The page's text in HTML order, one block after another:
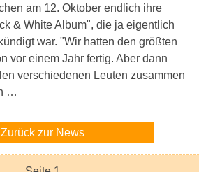
am 12. Oktober endlich ihre
& White Album", die ja eigentlich
war. "Wir hatten den größten
vor einem Jahr fertig. Aber dann
verschiedenen Leuten zusammen
…
Zurück zur News